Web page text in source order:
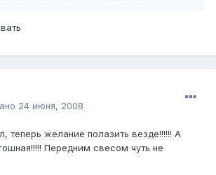
24 июня, 2008
теперь желание полазить везде!!!!!! А
Передним свесом чуть не